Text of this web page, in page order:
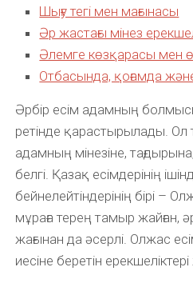
Шығу тегі мен мағынасы
Әр жастағы мінез
Әлемге көзқарасы мен
Отбасында, қоғамда
Әрбір есім адамның
ретінде қарастырылады. Ол
адамның мінезіне,
белгі. Қазақ есімдерінің
бейнелейтіндерінің бірі –
мұраға терең тамыр жайған,
жағынан да әсерлі. Олжас
иесіне беретін